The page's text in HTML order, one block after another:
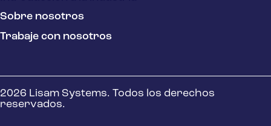
Sobre nosotros
Trabaje con nosotros
2026 Lisam Systems. Todos los derechos
reservados.